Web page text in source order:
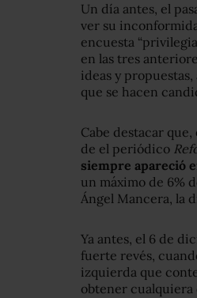
Un día antes, el
ver su
encuesta
en las tres
ideas y
que se hacen
Cabe destacar
de el periódico
siempre apareció
un máximo de 6%
Ángel Mancera, la
Ya antes, el 6 de
fuerte revés,
izquierda que
obtener cualquiera